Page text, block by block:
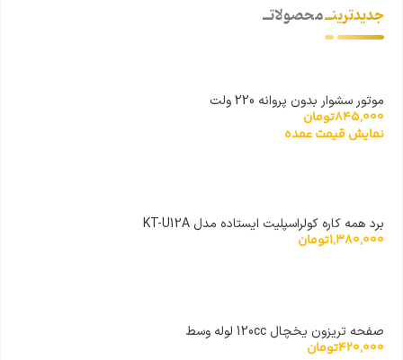
جدیدترینــمحصولاتــ
موتور سشوار بدون پروانه 220 ولت
845,000تومان
نمایش قیمت عمده
برد همه کاره کولراسپلیت ایستاده مدل KT-U12A
1,380,000تومان
صفحه تریزون یخچال 120cc لوله وسط
420,000تومان